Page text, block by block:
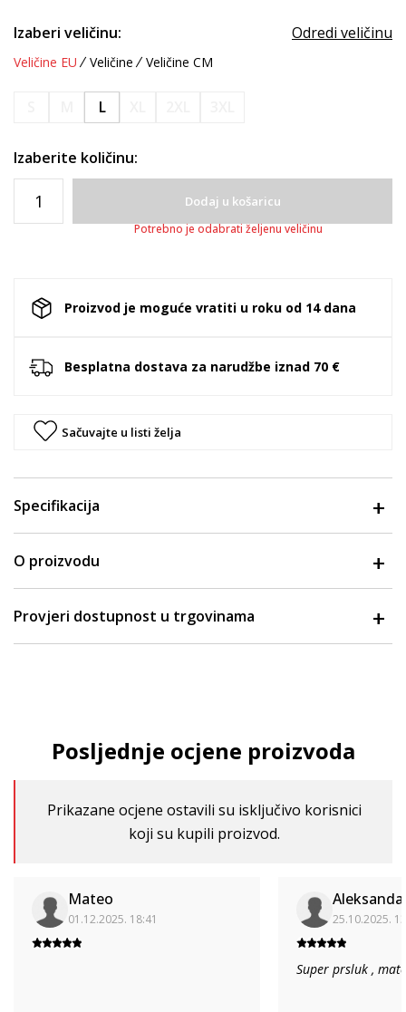
Izaberi veličinu: Odredi veličinu
Veličine EU Veličine Veličine CM
L
Izaberite količinu:
Dodaj u košaricu
Potrebno je odabrati željenu veličinu
Proizvod je moguće vratiti u roku od 14 dana
Besplatna dostava za narudžbe iznad 70 €
Sačuvajte u listi želja
Specifikacija
O proizvodu
Provjeri dostupnost u trgovinama
Posljednje ocjene proizvoda
Prikazane ocjene ostavili su isključivo korisnici
koji su kupili proizvod.
Mateo
01.12.2025. 18:41 25.10.2025.
Super prsluk ,